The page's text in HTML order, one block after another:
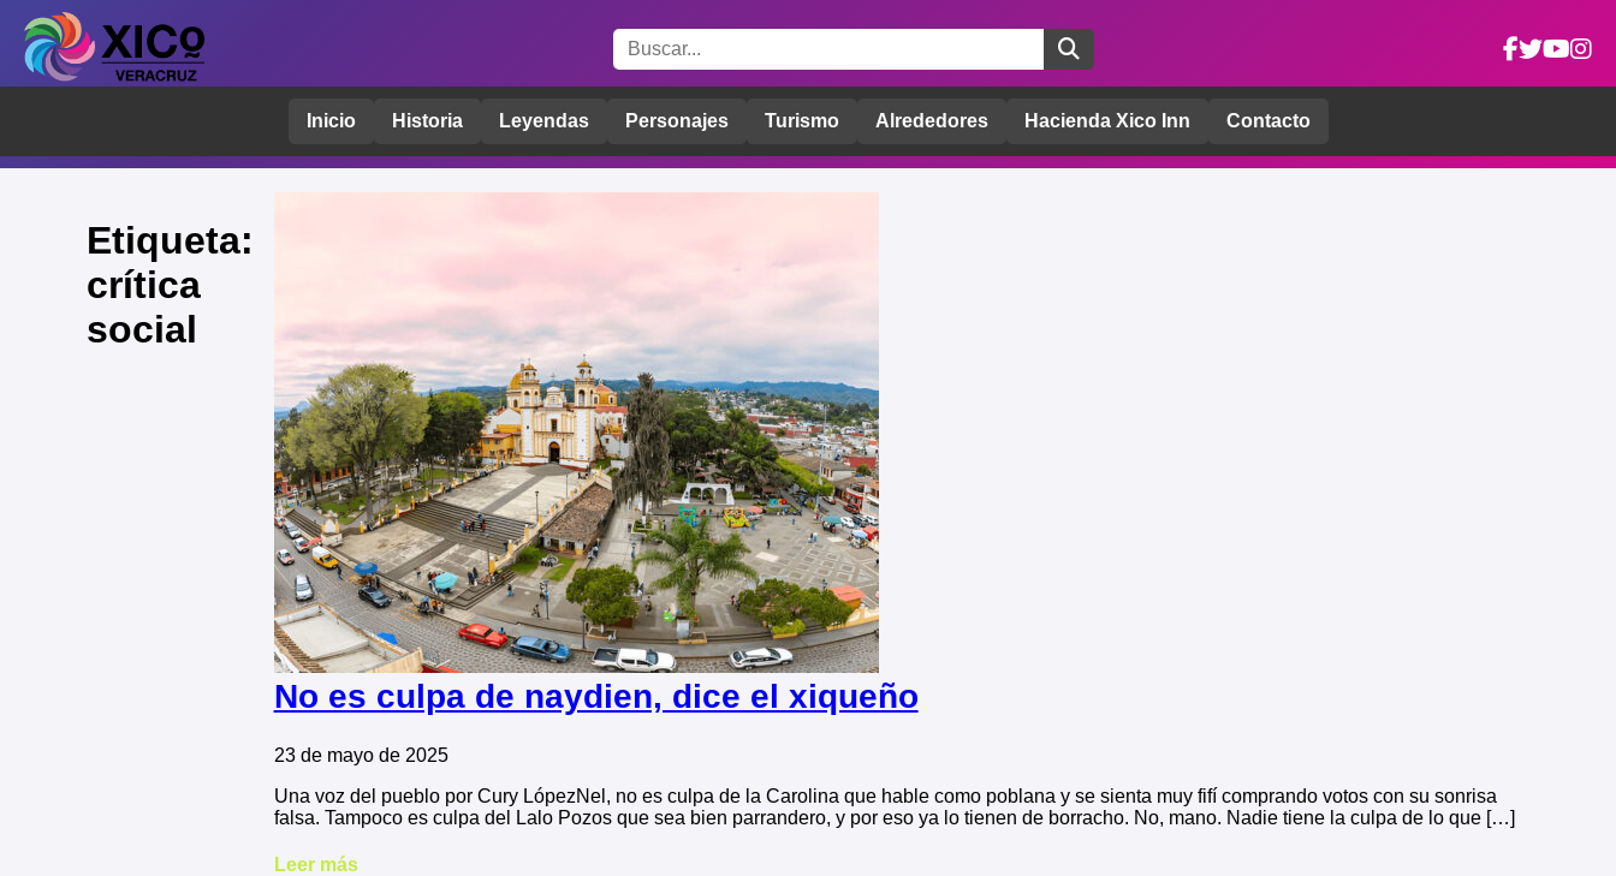
Inicio Historia Leyendas Personajes Turismo Alrededores Hacienda Xico Inn Contacto
Etiqueta:
crítica
social
No es culpa de naydien, dice el xiqueño
23 de mayo de 2025
Una voz del pueblo por Cury LópezNel, no es culpa de la Carolina que hable como poblana y se sienta muy fifí comprando votos con su sonrisa
falsa. Tampoco es culpa del Lalo Pozos que sea bien parrandero, y por eso ya lo tienen de borracho. No, mano. Nadie tiene la culpa de lo que […]
Leer más